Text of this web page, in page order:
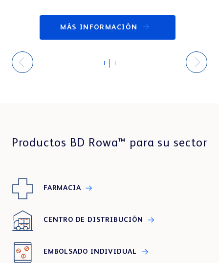
MÁS INFORMACIÓN
Productos BD Rowa™ para su sector
FARMACIA
CENTRO DE DISTRIBUCIÓN
EMBOLSADO INDIVIDUAL